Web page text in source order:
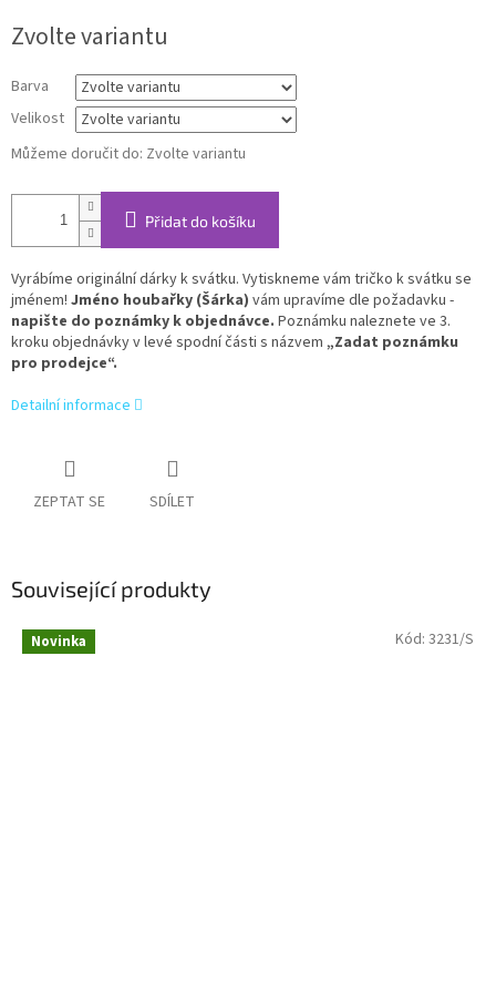
cena:
Zvolte variantu
Barva
Velikost
Můžeme doručit do: Zvolte variantu
Přidat do košíku
Vyrábíme originální dárky k svátku. Vytiskneme vám tričko k svátku se
jménem! Jméno houbařky (Šárka) vám upravíme dle požadavku -
napište do poznámky k objednávce. Poznámku naleznete ve 3.
kroku objednávky v levé spodní části s názvem „Zadat poznámku
pro prodejce“.
Detailní informace
ZEPTAT SE SDÍLET
Související produkty
Novinka Kód: 3231/S